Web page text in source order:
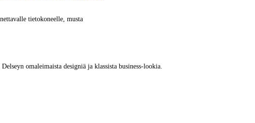
tietokoneelle, musta
omaleimaista designiä ja klassista business-lookia.